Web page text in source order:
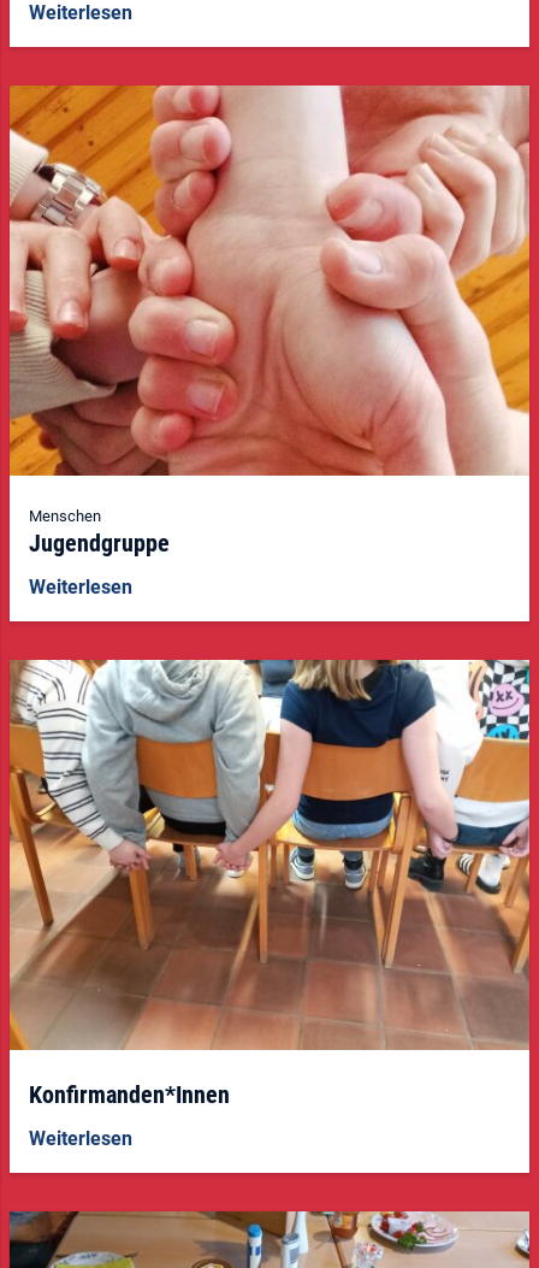
Weiterlesen
Menschen
Jugendgruppe
Weiterlesen
Konfirmanden*Innen
Weiterlesen